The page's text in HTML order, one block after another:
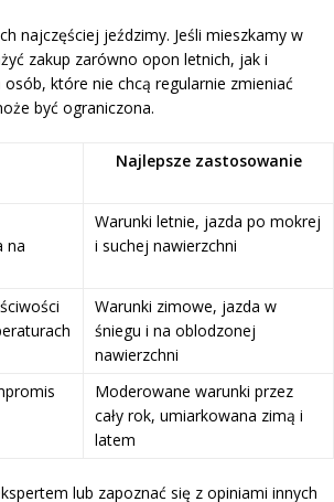
najczęściej jeździmy. Jeśli mieszkamy w
zakup zarówno opon letnich, jak i
które nie chcą regularnie zmieniać
być ograniczona.
Najlepsze zastosowanie
na
Warunki letnie, jazda po mokrej
i suchej nawierzchni
Warunki zimowe, jazda w
śniegu i na oblodzonej
nawierzchni
Moderowane warunki przez
cały rok, umiarkowana zimą i
latem
lub zapoznać się z opiniami innych